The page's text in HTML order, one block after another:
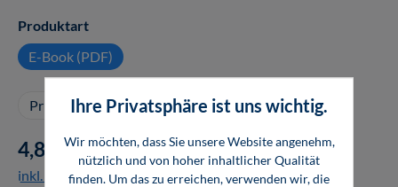
Produktartauswählen
E-Book (PDF)
Privatkauf Firmenkauf
4,80 €*
inkl. MwSt.
Ihre Privatsphäre ist uns wichtig.
Wir möchten, dass Sie unsere Website angenehm,
nützlich und von hoher inhaltlicher Qualität
finden. Um das zu erreichen, verwenden wir, die